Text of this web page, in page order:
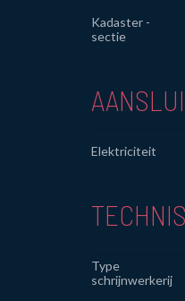
Kadaster -
sectie
Elektriciteit
Type
schrijnwerkerij